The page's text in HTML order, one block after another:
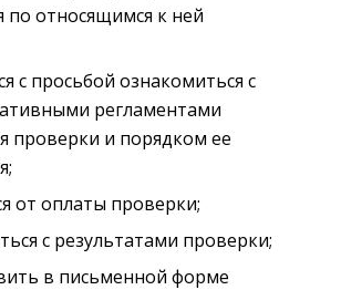
по относящимся к ней
с просьбой ознакомиться с
регламентами
проверки и порядком ее
от оплаты проверки;
с результатами проверки;
в письменной форме